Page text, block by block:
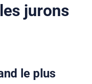
jurons
le plus